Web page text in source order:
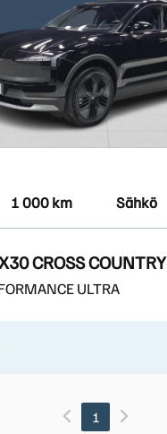
1 000 km Sähkö
CROSS COUNTRY
ULTRA
1